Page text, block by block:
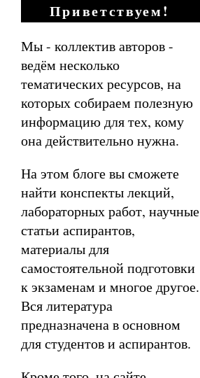
Приветствуем!
Мы - коллектив авторов -
ведём несколько
тематических ресурсов, на
которых собираем полезную
информацию для тех, кому
она действительно нужна.
На этом блоге вы сможете
найти конспекты лекций,
лабораторных работ, научные
статьи аспирантов,
материалы для
самостоятельной подготовки
к экзаменам и многое другое.
Вся литература
предназначена в основном
для студентов и аспирантов.